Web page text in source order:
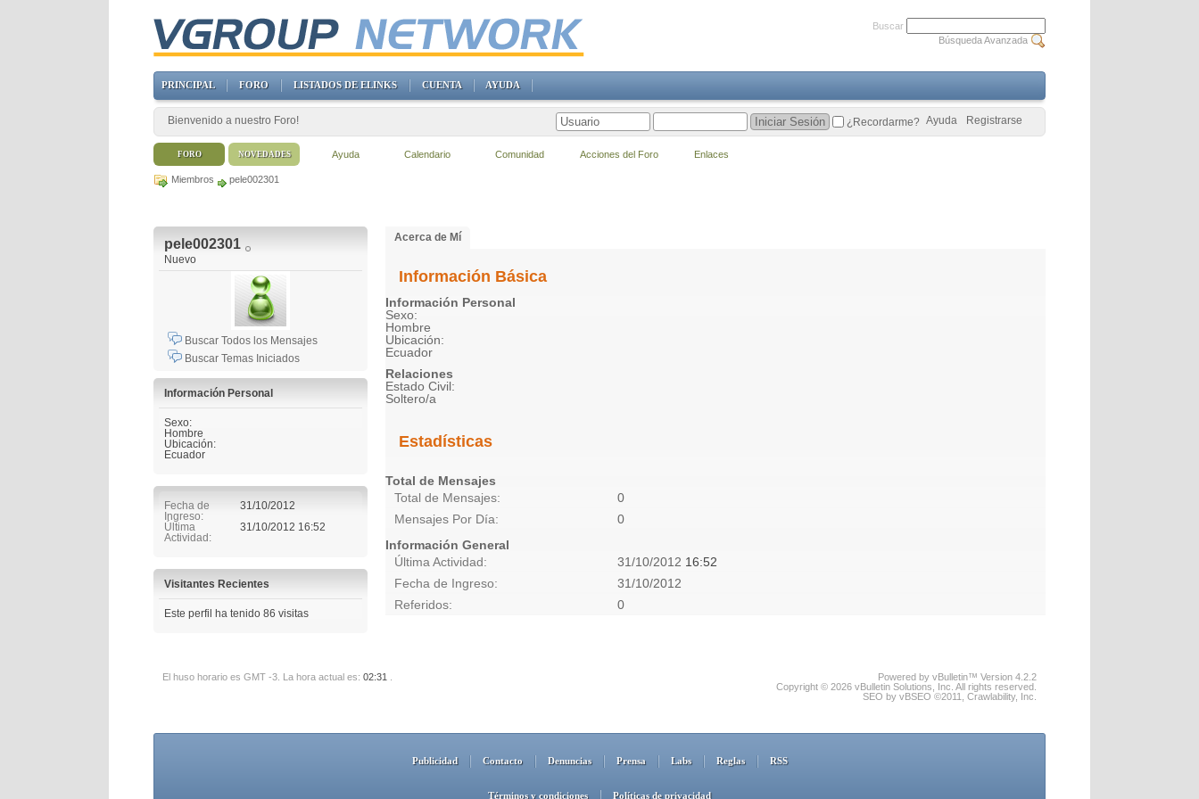
Miembros pele002301
pele002301
Nuevo
Buscar Todos los Mensajes
Buscar Temas Iniciados
Información Personal
Sexo:
Hombre
Ubicación:
Ecuador
Fecha de
Ingreso
31/10/2012
Última
Actividad
31/10/2012 16:52
Visitantes Recientes
Este perfil ha tenido 86 visitas
Acerca de Mí
Información Básica
Información Personal
Sexo:
Hombre
Ubicación:
Ecuador
Relaciones
Estado Civil:
Soltero/a
Estadísticas
Total de Mensajes
Total de Mensajes
0
Mensajes Por Día
0
Información General
Última Actividad
31/10/2012 16:52
Fecha de Ingreso
31/10/2012
Referidos
0
El huso horario es GMT -3. La hora actual es: 02:31
Powered by vBulletin™ Version 4.2.2
Copyright © 2026 vBulletin Solutions, Inc. All rights reserved.
SEO by vBSEO ©2011, Crawlability, Inc.
Publicidad Contacto Denuncias Prensa Labs Reglas RSS
Términos y condiciones Políticas de privacidad
Buscar
Búsqueda Avanzada
PRINCIPAL FORO LISTADOS DE ELINKS CUENTA AYUDA
Bienvenido a nuestro Foro! Registrarse
Ayuda
¿Recordarme?
FORO Ayuda Calendario Comunidad Acciones del Foro Enlaces
NOVEDADES